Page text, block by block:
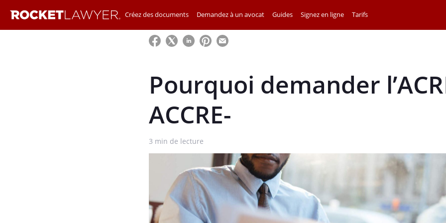
Créez des documents Demandez à un avocat Guides Signez en ligne Tarifs
Pourquoi demander
ACCRE-
3 min de lecture